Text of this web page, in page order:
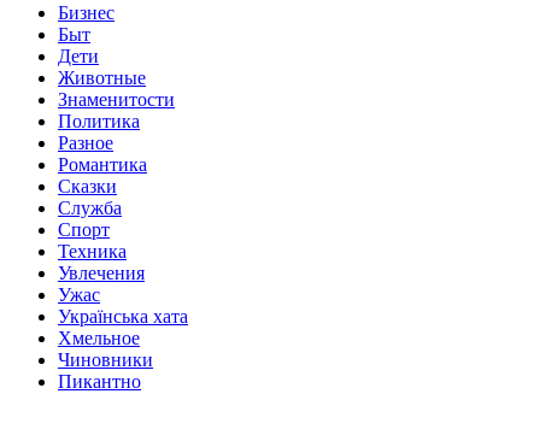
Бизнес
Быт
Дети
Животные
Знаменитости
Политика
Разное
Романтика
Сказки
Служба
Спорт
Техника
Увлечения
Ужас
Українська хата
Хмельное
Чиновники
Пикантно